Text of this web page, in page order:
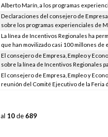
Alberto Marín, a los programas
Declaraciones del consejero de
sobre los programas experienciales de
La línea de Incentivos Regionales ha
que han movilizado casi 100 millones de
El consejero de Empresa, Empleo y
sobre la línea de Incentivos Regionales
El consejero de Empresa, Empleo y
reunión del Comité Ejecutivo de la Feria
al 10de 689